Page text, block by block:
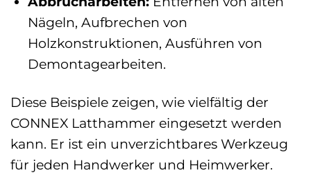
Nägeln, Aufbrechen von
Holzkonstruktionen, Ausführen von
Demontagearbeiten.
Diese Beispiele zeigen, wie vielfältig der
CONNEX Latthammer eingesetzt werden
kann. Er ist ein unverzichtbares Werkzeug
für jeden Handwerker und Heimwerker.